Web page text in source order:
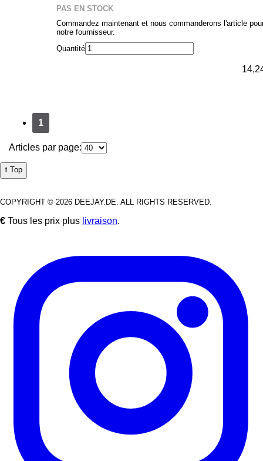
PAS EN STOCK
Commandez maintenant et nous commanderons l'article
notre fournisseur.
Quantité
1
Articles par page:
⭡ Top
COPYRIGHT © 2026 DEEJAY.DE. ALL RIGHTS RESERVED.
€ Tous les prix plus livraison.